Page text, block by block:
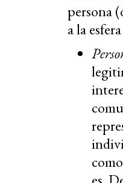
persona
a la